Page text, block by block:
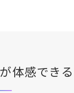
体感できる